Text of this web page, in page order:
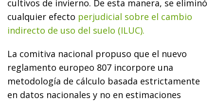
cultivos de invierno. De esta manera, se eliminó
cualquier efecto perjudicial sobre el cambio
indirecto de uso del suelo (ILUC).
La comitiva nacional propuso que el nuevo
reglamento europeo 807 incorpore una
metodología de cálculo basada estrictamente
en datos nacionales y no en estimaciones